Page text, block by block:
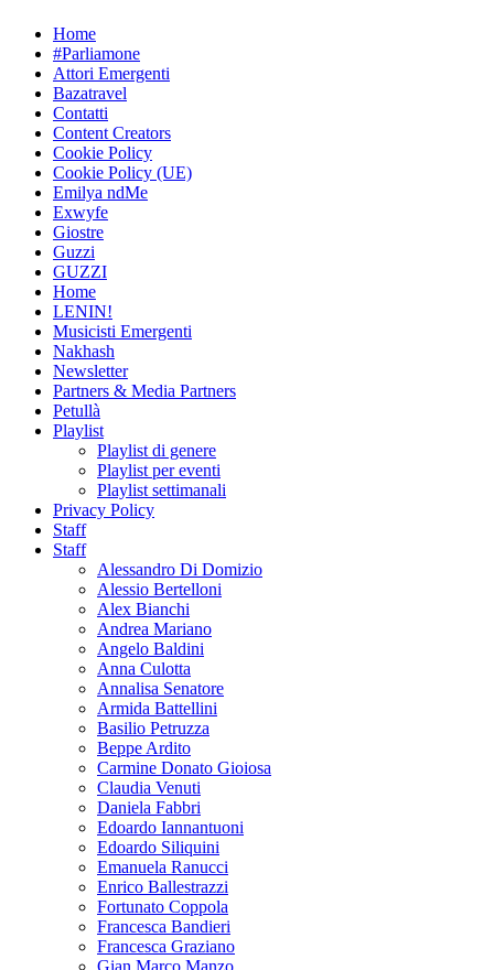
Skip
content
Home
#Parliamone
Attori Emergenti
Bazatravel
Contatti
Content Creators
Cookie Policy
Cookie Policy (UE)
Emilya ndMe
Exwyfe
Giostre
Guzzi
GUZZI
Home
LENIN!
Musicisti Emergenti
Nakhash
Newsletter
Partners & Media Partners
Petullà
Playlist
Playlist di genere
Playlist per eventi
Playlist settimanali
Privacy Policy
Staff
Staff
Alessandro Di Domizio
Alessio Bertelloni
Alex Bianchi
Andrea Mariano
Angelo Baldini
Anna Culotta
Annalisa Senatore
Armida Battellini
Basilio Petruzza
Beppe Ardito
Carmine Donato Gioiosa
Claudia Venuti
Daniela Fabbri
Edoardo Iannantuoni
Edoardo Siliquini
Emanuela Ranucci
Enrico Ballestrazzi
Fortunato Coppola
Francesca Bandieri
Francesca Graziano